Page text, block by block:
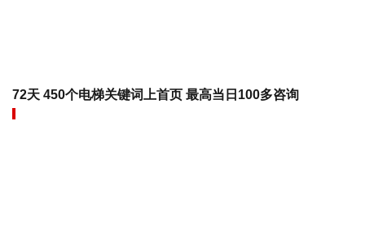
72天 450个电梯关键词上首页 最高当日100多咨询